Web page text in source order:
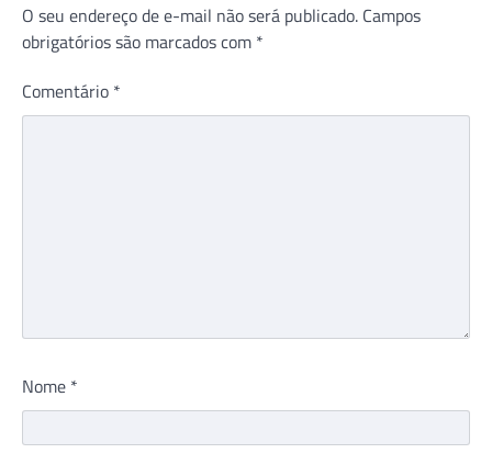
O seu endereço de e-mail não será publicado. Campos
obrigatórios são marcados com *
Comentário *
Nome *